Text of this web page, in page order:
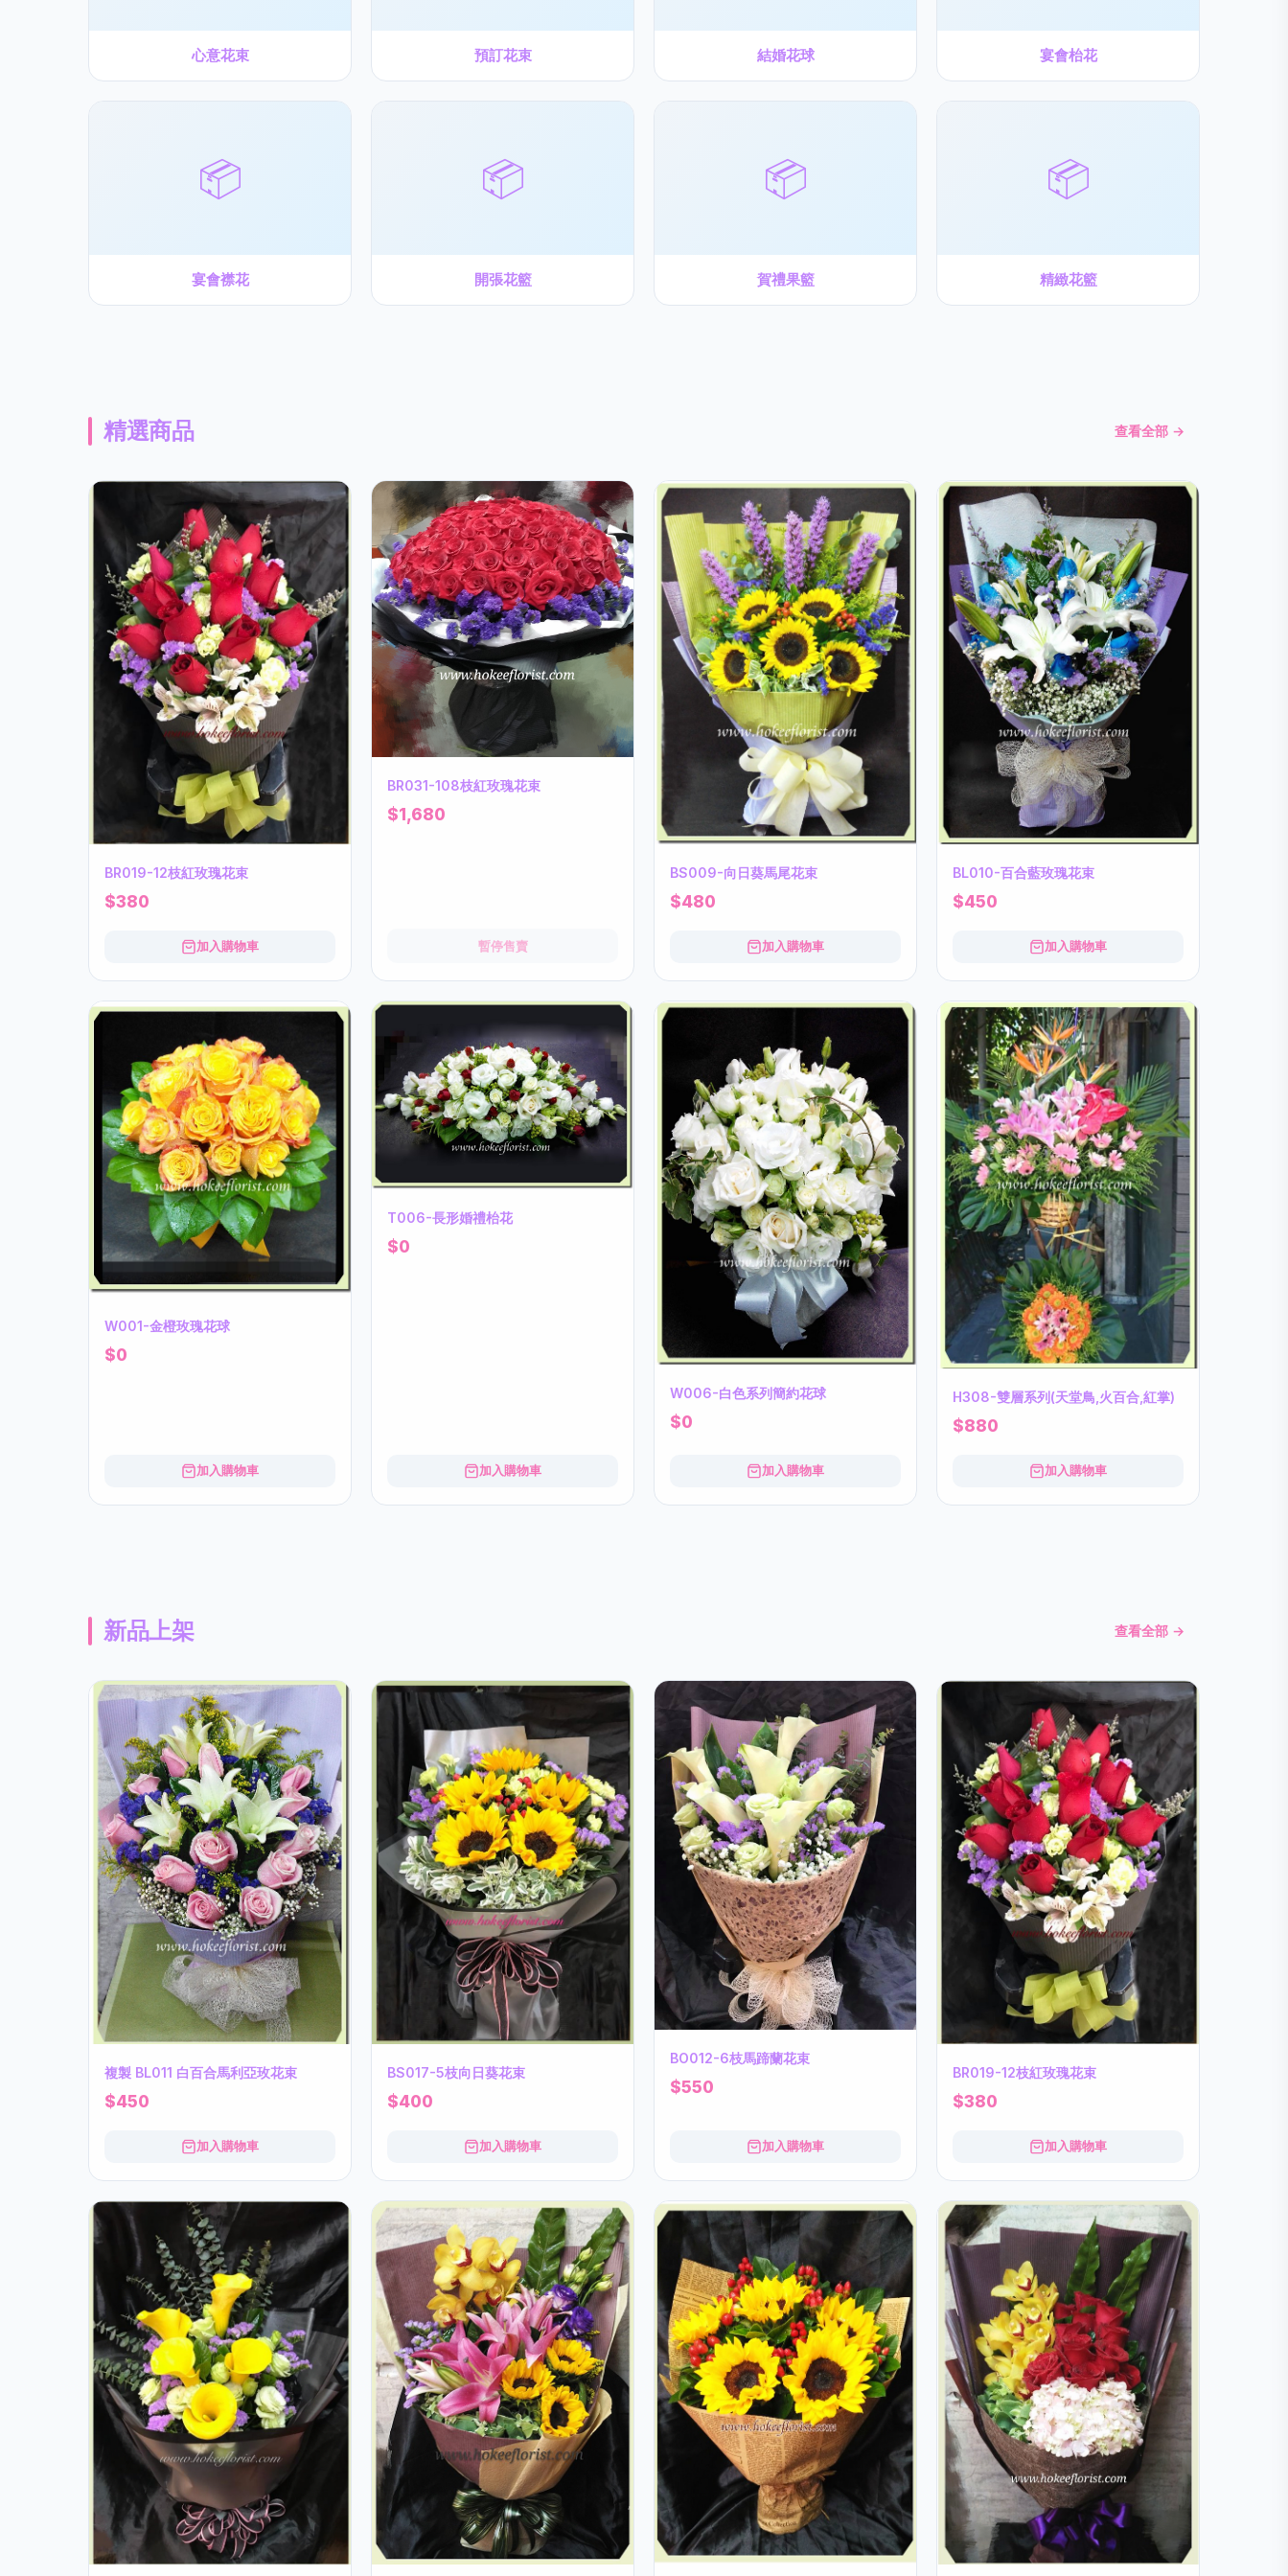
心意花束 預訂花束 結婚花球 宴會枱花
📦
宴會襟花
📦
開張花籃
📦
賀禮果籃
📦
精緻花籃
精選商品 查看全部 →
BR019-12枝紅玫瑰花束
$380
加入購物車
BR031-108枝紅玫瑰花束
$1,680
暫停售賣
BS009-向日葵馬尾花束
$480
加入購物車
BL010-百合藍玫瑰花束
$450
加入購物車
W001-金橙玫瑰花球
$0
加入購物車
T006-長形婚禮枱花
$0
加入購物車
W006-白色系列簡約花球
$0
加入購物車
H308-雙層系列(天堂鳥,火百合,紅掌)
$880
加入購物車
新品上架 查看全部 →
複製 BL011 白百合馬利亞玫花束
$450
加入購物車
BS017-5枝向日葵花束
$400
加入購物車
BO012-6枝馬蹄蘭花束
$550
加入購物車
BR019-12枝紅玫瑰花束
$380
加入購物車